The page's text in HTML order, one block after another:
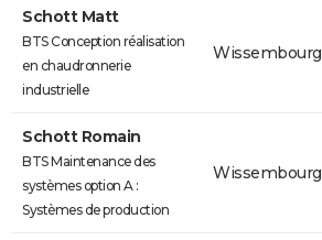
Schott Matt
BTS Conception réalisation
en chaudronnerie
industrielle
Wissembourg
Schott Romain
BTS Maintenance des
systèmes option A :
Systèmes de production
Wissembourg